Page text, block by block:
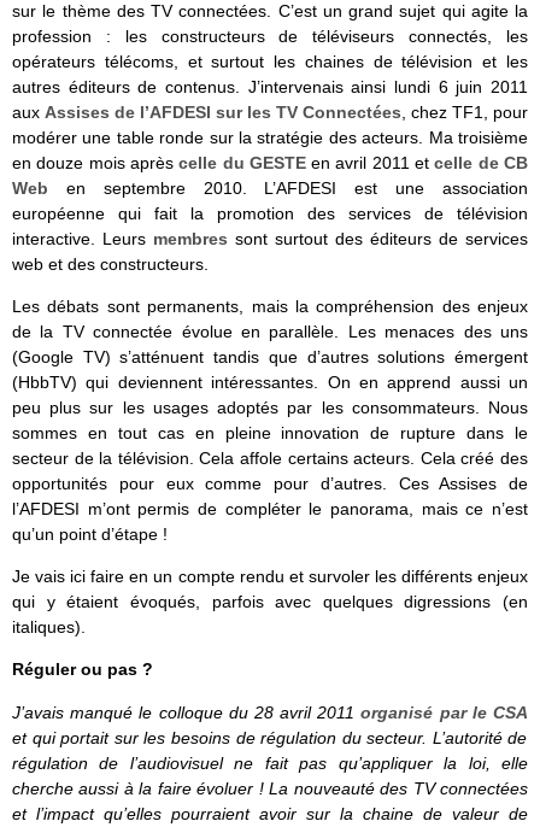
sur le thème des TV connectées. C’est un grand sujet qui agite la
profession : les constructeurs de téléviseurs connectés, les
opérateurs télécoms, et surtout les chaines de télévision et les
autres éditeurs de contenus. J’intervenais ainsi lundi 6 juin 2011
aux Assises de l’AFDESI sur les TV Connectées , chez TF1, pour
modérer une table ronde sur la stratégie des acteurs. Ma troisième
en douze mois aprèscelle du GESTEen avril 2011 etcelle de CB
Web en septembre 2010. L’AFDESI est une association
européenne qui fait la promotion des services de télévision
interactive. Leurs membres sont surtout des éditeurs de services
web et des constructeurs.
Les débats sont permanents, mais la compréhension des enjeux
de la TV connectée évolue en parallèle. Les menaces des uns
(Google TV) s’atténuent tandis que d’autres solutions émergent
(HbbTV) qui deviennent intéressantes. On en apprend aussi un
peu plus sur les usages adoptés par les consommateurs. Nous
sommes en tout cas en pleine innovation de rupture dans le
secteur de la télévision. Cela affole certains acteurs. Cela créé des
opportunités pour eux comme pour d’autres. Ces Assises de
l’AFDESI m’ont permis de compléter le panorama, mais ce n’est
qu’un point d’étape !
Je vais ici faire en un compte rendu et survoler les différents enjeux
qui y étaient évoqués, parfois avec quelques digressions (en
italiques).
Réguler ou pas ?
J’avais manqué le colloque du 28 avril 2011organisé par le CSA
et qui portait sur les besoins de régulation du secteur. L’autorité de
régulation de l’audiovisuel ne fait pas qu’appliquer la loi, elle
cherche aussi à la faire évoluer ! La nouveauté des TV connectées
et l’impact qu’elles pourraient avoir sur la chaine de valeur de